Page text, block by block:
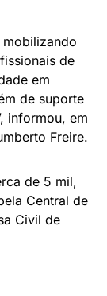
de
em
de suporte
informou, em
Freire.
de 5 mil,
Central de
Civil de